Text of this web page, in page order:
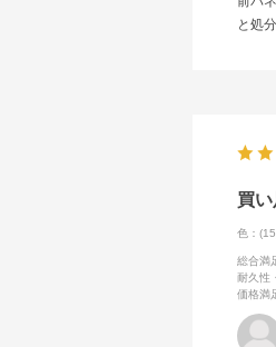
と処
買
色：
総合満
耐久性
価格満